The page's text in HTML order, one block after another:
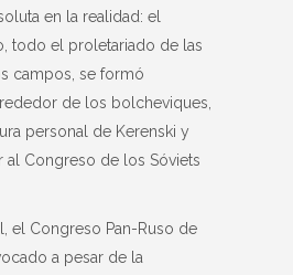
en la realidad: el
todo el proletariado de las
campos, se formó
de los bolcheviques,
personal de Kerenski y
Congreso de los Sóviets
el Congreso Pan-Ruso de
a pesar de la